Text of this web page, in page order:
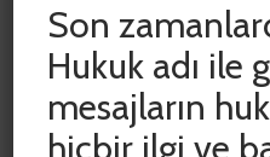
Son
Hukuk adı ile
mesajların
hiçbir ilgi ve